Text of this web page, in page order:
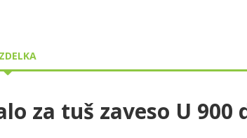
za tuš zaveso U